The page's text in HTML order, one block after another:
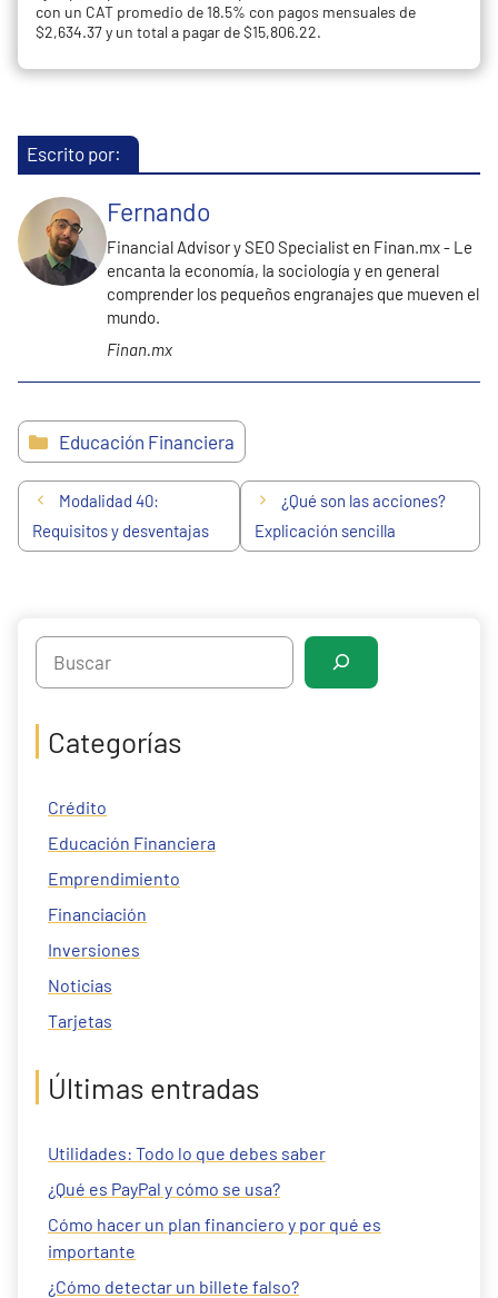
con un CAT promedio de 18.5% con pagos mensuales de
$2,634.37 y un total a pagar de $15,806.22.
Escrito por:
Fernando
Financial Advisor y SEO Specialist en Finan.mx - Le
encanta la economía, la sociología y en general
comprender los pequeños engranajes que mueven el
mundo.
Finan.mx
Categorías
Educación Financiera
Modalidad 40:
Requisitos y desventajas
¿Qué son las acciones?
Explicación sencilla
Search
Categorías
Crédito
Educación Financiera
Emprendimiento
Financiación
Inversiones
Noticias
Tarjetas
Últimas entradas
Utilidades: Todo lo que debes saber
¿Qué es PayPal y cómo se usa?
Cómo hacer un plan financiero y por qué es
importante
¿Cómo detectar un billete falso?